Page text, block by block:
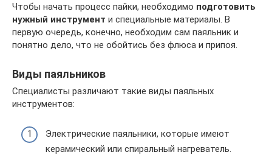
Чтобы начать процесс пайки, необходимо подготовить
нужный инструмент и специальные материалы. В
первую очередь, конечно, необходим сам паяльник и
понятно дело, что не обойтись без флюса и припоя.
Виды паяльников
Специалисты различают такие виды паяльных
инструментов:
Электрические паяльники, которые имеют
керамический или спиральный нагреватель.